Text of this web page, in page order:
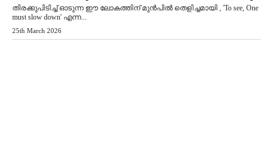
തിരക്കുപിടിച്ച് ഓടുന്ന ഈ ലോകത്തിന് മുൻപിൽ തെളിച്ചമായി , 'To see, One
must slow down' എന്ന...
25th March 2026